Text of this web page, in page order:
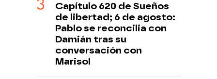
Capítulo 620 de Sueños
de libertad; 6 de agosto:
Pablo se reconcilia con
Damián tras su
conversación con
Marisol